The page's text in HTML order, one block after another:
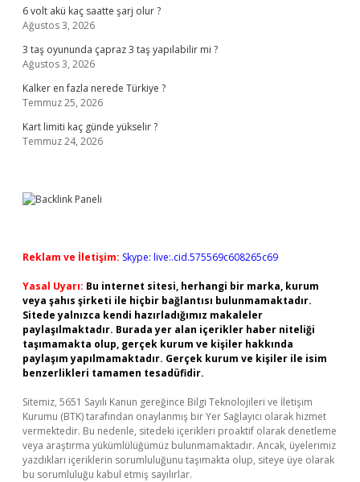
6 volt akü kaç saatte şarj olur ?
Ağustos 3, 2026
3 taş oyununda çapraz 3 taş yapılabilir mi ?
Ağustos 3, 2026
Kalker en fazla nerede Türkiye ?
Temmuz 25, 2026
Kart limiti kaç günde yükselir ?
Temmuz 24, 2026
Reklam ve İletişim: Skype: live:.cid.575569c608265c69
Yasal Uyarı: Bu internet sitesi, herhangi bir marka, kurum
veya şahıs şirketi ile hiçbir bağlantısı bulunmamaktadır.
Sitede yalnızca kendi hazırladığımız makaleler
paylaşılmaktadır. Burada yer alan içerikler haber niteliği
taşımamakta olup, gerçek kurum ve kişiler hakkında
paylaşım yapılmamaktadır. Gerçek kurum ve kişiler ile isim
benzerlikleri tamamen tesadüfidir.
Sitemiz, 5651 Sayılı Kanun gereğince Bilgi Teknolojileri ve İletişim
Kurumu (BTK) tarafından onaylanmış bir Yer Sağlayıcı olarak hizmet
vermektedir. Bu nedenle, sitedeki içerikleri proaktif olarak denetleme
veya araştırma yükümlülüğümüz bulunmamaktadır. Ancak, üyelerimiz
yazdıkları içeriklerin sorumluluğunu taşımakta olup, siteye üye olarak
bu sorumluluğu kabul etmiş sayılırlar.